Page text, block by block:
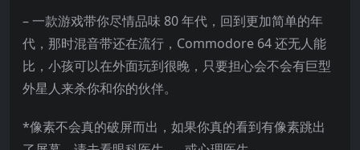
– 一款游戏带你尽情品味 80 年代，回到更加简单的年
代，那时混音带还在流行，Commodore 64 还无人能
比，小孩可以在外面玩到很晚，只要担心会不会有巨型
外星人来杀你和你的伙伴。
*像素不会真的破屏而出，如果你真的看到有像素跳出